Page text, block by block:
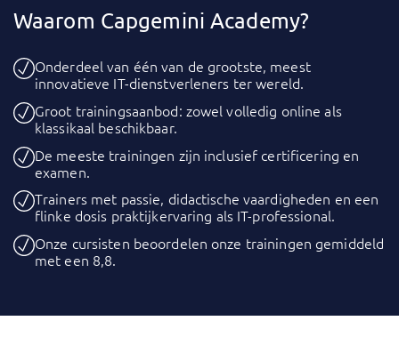
Waarom Capgemini Academy?
Onderdeel van één van de grootste, meest
innovatieve IT-dienstverleners ter wereld.
Groot trainingsaanbod: zowel volledig online als
klassikaal beschikbaar.
De meeste trainingen zijn inclusief certificering en
examen.
Trainers met passie, didactische vaardigheden en een
flinke dosis praktijkervaring als IT-professional.
Onze cursisten beoordelen onze trainingen gemiddeld
met een 8,8.